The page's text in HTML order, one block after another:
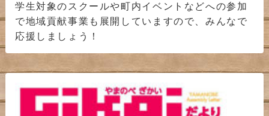
学生対象のスクールや町内イベントなどへの参加
で地域貢献事業も展開していますので、みんなで
応援しましょう！